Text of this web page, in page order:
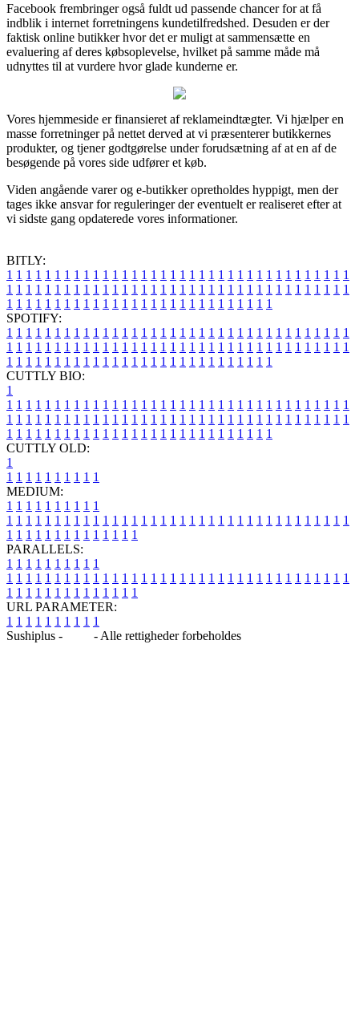
Facebook frembringer også fuldt ud passende chancer for at få
indblik i internet forretningens kundetilfredshed. Desuden er der
faktisk online butikker hvor det er muligt at sammensætte en
evaluering af deres købsoplevelse, hvilket på samme måde må
udnyttes til at vurdere hvor glade kunderne er.
Vores hjemmeside er finansieret af reklameindtægter. Vi hjælper en
masse forretninger på nettet derved at vi præsenterer butikkernes
produkter, og tjener godtgørelse under forudsætning af at en af de
besøgende på vores side udfører et køb.
Viden angående varer og e-butikker opretholdes hyppigt, men der
tages ikke ansvar for reguleringer der eventuelt er realiseret efter at
vi sidste gang opdaterede vores informationer.
BITLY:
1 1 1 1 1 1 1 1 1 1 1 1 1 1 1 1 1 1 1 1 1 1 1 1 1 1 1 1 1 1 1 1 1 1 1 1
1 1 1 1 1 1 1 1 1 1 1 1 1 1 1 1 1 1 1 1 1 1 1 1 1 1 1 1 1 1 1 1 1 1 1 1
1 1 1 1 1 1 1 1 1 1 1 1 1 1 1 1 1 1 1 1 1 1 1 1 1 1 1 1
SPOTIFY:
1 1 1 1 1 1 1 1 1 1 1 1 1 1 1 1 1 1 1 1 1 1 1 1 1 1 1 1 1 1 1 1 1 1 1 1
1 1 1 1 1 1 1 1 1 1 1 1 1 1 1 1 1 1 1 1 1 1 1 1 1 1 1 1 1 1 1 1 1 1 1 1
1 1 1 1 1 1 1 1 1 1 1 1 1 1 1 1 1 1 1 1 1 1 1 1 1 1 1 1
CUTTLY BIO:
1
1 1 1 1 1 1 1 1 1 1 1 1 1 1 1 1 1 1 1 1 1 1 1 1 1 1 1 1 1 1 1 1 1 1 1 1
1 1 1 1 1 1 1 1 1 1 1 1 1 1 1 1 1 1 1 1 1 1 1 1 1 1 1 1 1 1 1 1 1 1 1 1
1 1 1 1 1 1 1 1 1 1 1 1 1 1 1 1 1 1 1 1 1 1 1 1 1 1 1 1
CUTTLY OLD:
1
1 1 1 1 1 1 1 1 1 1
MEDIUM:
1 1 1 1 1 1 1 1 1 1
1 1 1 1 1 1 1 1 1 1 1 1 1 1 1 1 1 1 1 1 1 1 1 1 1 1 1 1 1 1 1 1 1 1 1 1
1 1 1 1 1 1 1 1 1 1 1 1 1 1
PARALLELS:
1 1 1 1 1 1 1 1 1 1
1 1 1 1 1 1 1 1 1 1 1 1 1 1 1 1 1 1 1 1 1 1 1 1 1 1 1 1 1 1 1 1 1 1 1 1
1 1 1 1 1 1 1 1 1 1 1 1 1 1
URL PARAMETER:
1 1 1 1 1 1 1 1 1 1
Sushiplus -
- Alle rettigheder forbeholdes